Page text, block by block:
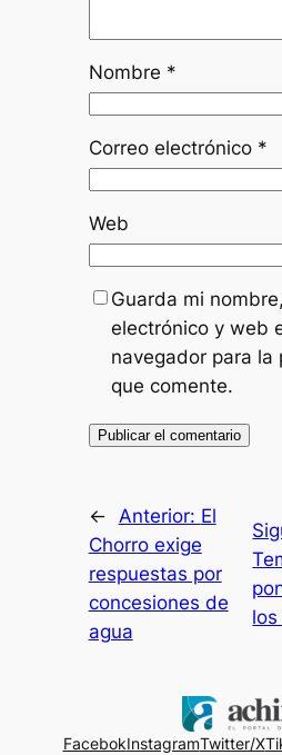
Nombre *
Correo electrónico *
Web
Guarda mi
electrónico y web
navegador para la
que comente.
← Anterior: El
Chorro exige
respuestas por
concesiones de
agua
FacebokInstagramTwitter/X